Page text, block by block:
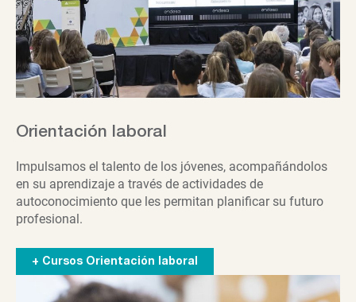
Orientación laboral
Impulsamos el talento de los jóvenes, acompañándolos
en su aprendizaje a través de actividades de
autoconocimiento que les permitan planificar su futuro
profesional.
+ Cursos Orientación laboral